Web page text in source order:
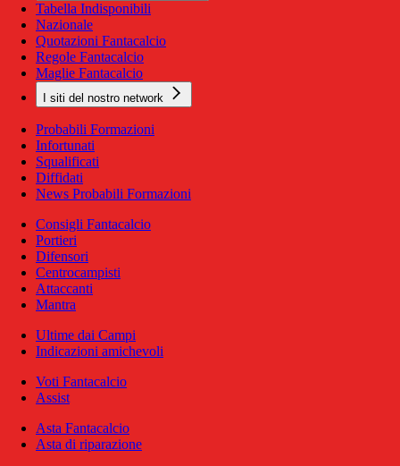
Tabella Indisponibili
Nazionale
Quotazioni Fantacalcio
Regole Fantacalcio
Maglie Fantacalcio
I siti del nostro network
Probabili Formazioni
Infortunati
Squalificati
Diffidati
News Probabili Formazioni
Consigli Fantacalcio
Portieri
Difensori
Centrocampisti
Attaccanti
Mantra
Ultime dai Campi
Indicazioni amichevoli
Voti Fantacalcio
Assist
Asta Fantacalcio
Asta di riparazione